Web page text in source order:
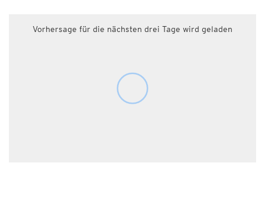
Vorhersage für die nächsten drei Tage wird geladen